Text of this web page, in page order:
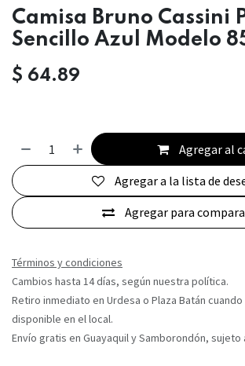
Camisa Bruno Cassini
Sencillo Azul Modelo
$ 64.89
Agregar al
Agregar para
Agregar a la lista de
Términos y condiciones
Cambios hasta 14 días, según nuestra política.
Retiro inmediato en Urdesa o Plaza Batán
disponible en el local.
Envío gratis en Guayaquil y Samborondón, sujeto